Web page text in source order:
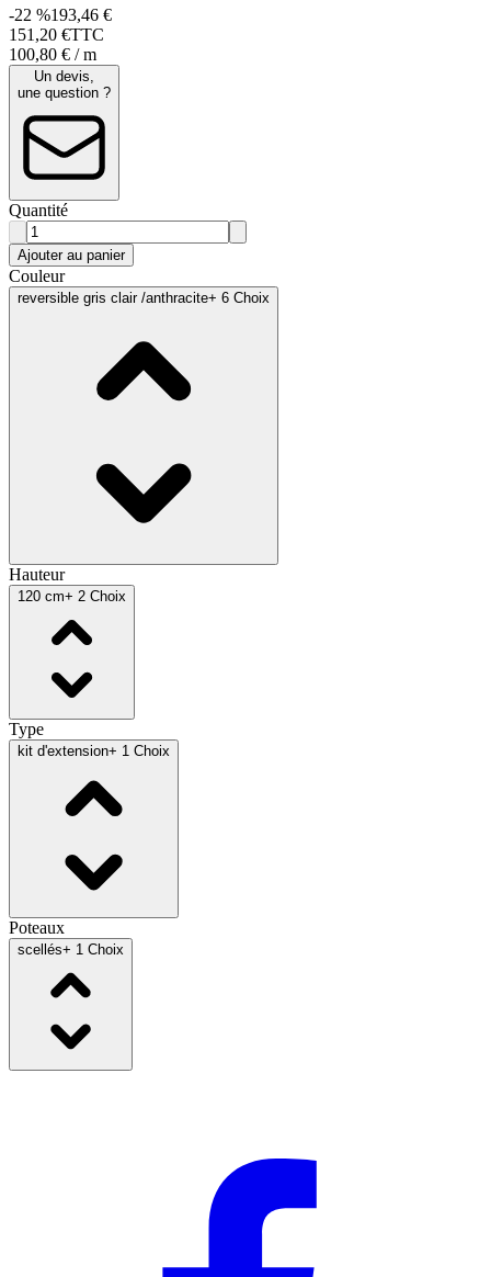
-22 %193,46 €
151 ,20 €TTC
100,80 € / m
Un devis,
une question ?
Quantité
Ajouter au panier
Couleur
reversible gris clair /anthracite+ 6 Choix
Hauteur
120 cm+ 2 Choix
Type
kit d'extension+ 1 Choix
Poteaux
scellés+ 1 Choix